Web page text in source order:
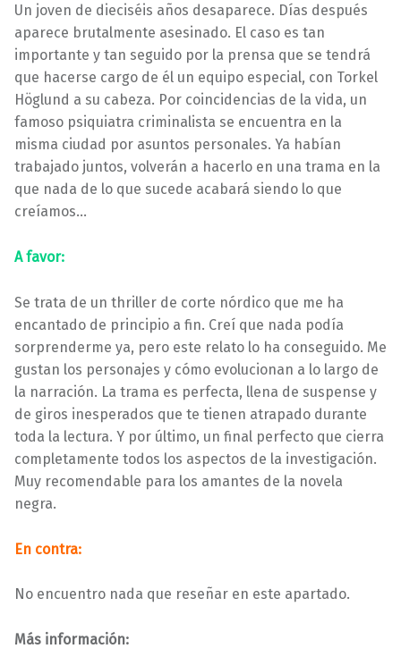
Un joven de dieciséis años desaparece. Días después
aparece brutalmente asesinado. El caso es tan
importante y tan seguido por la prensa que se tendrá
que hacerse cargo de él un equipo especial, con Torkel
Höglund a su cabeza. Por coincidencias de la vida, un
famoso psiquiatra criminalista se encuentra en la
misma ciudad por asuntos personales. Ya habían
trabajado juntos, volverán a hacerlo en una trama en la
que nada de lo que sucede acabará siendo lo que
creíamos…
A favor:
Se trata de un thriller de corte nórdico que me ha
encantado de principio a fin. Creí que nada podía
sorprenderme ya, pero este relato lo ha conseguido. Me
gustan los personajes y cómo evolucionan a lo largo de
la narración. La trama es perfecta, llena de suspense y
de giros inesperados que te tienen atrapado durante
toda la lectura. Y por último, un final perfecto que cierra
completamente todos los aspectos de la investigación.
Muy recomendable para los amantes de la novela
negra.
En contra:
No encuentro nada que reseñar en este apartado.
Más información: